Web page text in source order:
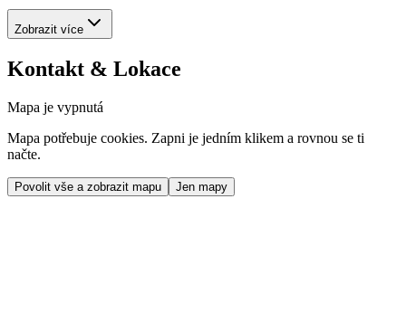
Zobrazit více
Kontakt & Lokace
Mapa je vypnutá
Mapa potřebuje cookies. Zapni je jedním klikem a rovnou se ti
načte.
Povolit vše a zobrazit mapu Jen mapy